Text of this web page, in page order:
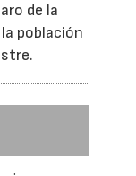
de la
población